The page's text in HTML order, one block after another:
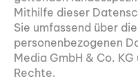
Mithilfe dieser
Sie umfassend über
personenbezogenen
Media GmbH & Co.
Rechte.